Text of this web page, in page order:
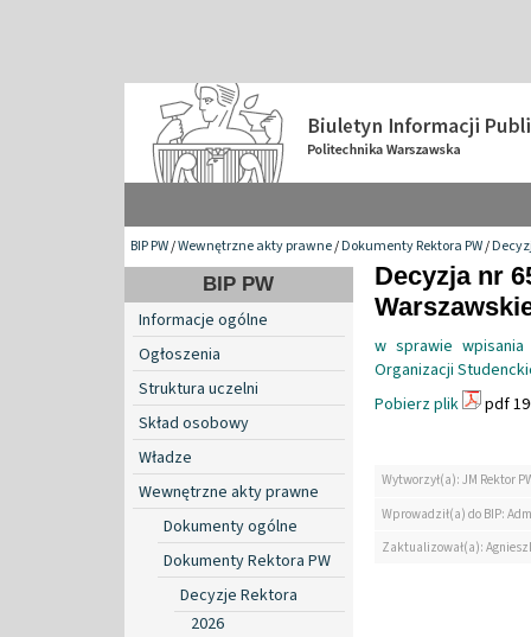
BIP PW/Wewnętrzne akty prawne/Dokumenty Rektora PW/
BIP PW
Informacje ogólne
Ogłoszenia
Struktura uczelni
Skład osobowy
Władze
Wewnętrzne akty prawne
Dokumenty ogólne
Dokumenty Rektora PW
Decyzje Rektora
2026
Decyzja nr
w sprawie wpisania
Organizacji
Pobierz plik
pdf
Wytworzył(a): JM Rektor
Wprowadził(a) do BIP:
Zaktualizował(a):